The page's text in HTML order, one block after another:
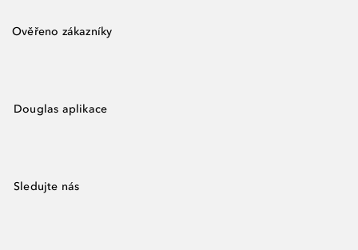
Ověřeno zákazníky
Douglas aplikace
Sledujte nás